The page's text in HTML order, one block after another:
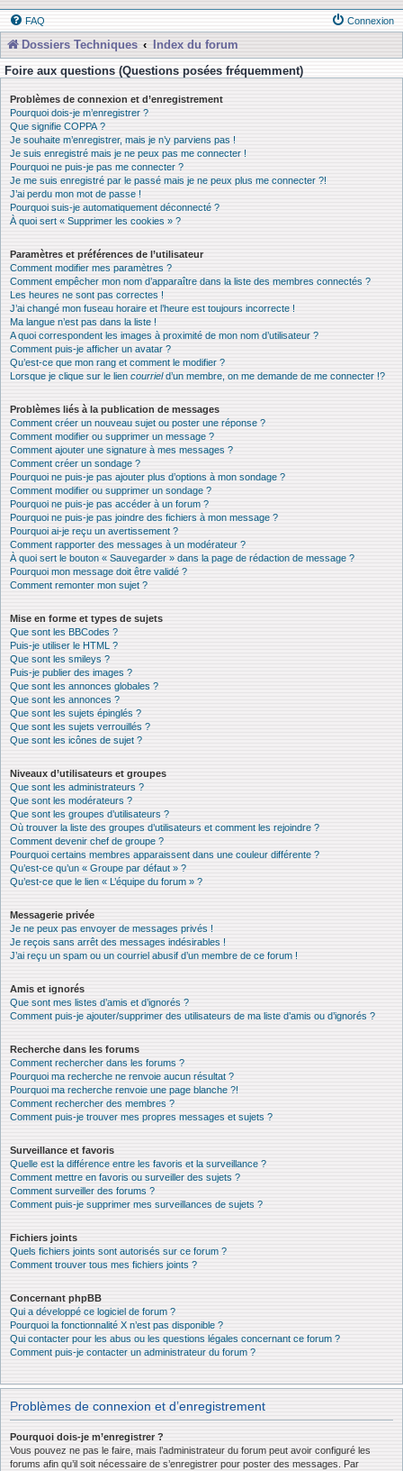
FAQ Connexion
Dossiers Techniques
Index du forum
Foire aux questions (Questions posées fréquemment)
Problèmes de connexion et d’enregistrement
Pourquoi dois-je m’enregistrer ?
Que signifie COPPA ?
Je souhaite m’enregistrer, mais je n’y parviens pas !
Je suis enregistré mais je ne peux pas me connecter !
Pourquoi ne puis-je pas me connecter ?
Je me suis enregistré par le passé mais je ne peux plus me connecter ?!
J’ai perdu mon mot de passe !
Pourquoi suis-je automatiquement déconnecté ?
À quoi sert « Supprimer les cookies » ?
Paramètres et préférences de l’utilisateur
Comment modifier mes paramètres ?
Comment empêcher mon nom d’apparaître dans la liste des membres connectés ?
Les heures ne sont pas correctes !
J’ai changé mon fuseau horaire et l’heure est toujours incorrecte !
Ma langue n’est pas dans la liste !
A quoi correspondent les images à proximité de mon nom d’utilisateur ?
Comment puis-je afficher un avatar ?
Qu’est-ce que mon rang et comment le modifier ?
Lorsque je clique sur le lien courrield’un membre, on me demande de me connecter !?
Problèmes liés à la publication de messages
Comment créer un nouveau sujet ou poster une réponse ?
Comment modifier ou supprimer un message ?
Comment ajouter une signature à mes messages ?
Comment créer un sondage ?
Pourquoi ne puis-je pas ajouter plus d’options à mon sondage ?
Comment modifier ou supprimer un sondage ?
Pourquoi ne puis-je pas accéder à un forum ?
Pourquoi ne puis-je pas joindre des fichiers à mon message ?
Pourquoi ai-je reçu un avertissement ?
Comment rapporter des messages à un modérateur ?
À quoi sert le bouton « Sauvegarder » dans la page de rédaction de message ?
Pourquoi mon message doit être validé ?
Comment remonter mon sujet ?
Mise en forme et types de sujets
Que sont les BBCodes ?
Puis-je utiliser le HTML ?
Que sont les smileys ?
Puis-je publier des images ?
Que sont les annonces globales ?
Que sont les annonces ?
Que sont les sujets épinglés ?
Que sont les sujets verrouillés ?
Que sont les icônes de sujet ?
Niveaux d’utilisateurs et groupes
Que sont les administrateurs ?
Que sont les modérateurs ?
Que sont les groupes d’utilisateurs ?
Où trouver la liste des groupes d’utilisateurs et comment les rejoindre ?
Comment devenir chef de groupe ?
Pourquoi certains membres apparaissent dans une couleur différente ?
Qu’est-ce qu’un « Groupe par défaut » ?
Qu’est-ce que le lien « L’équipe du forum » ?
Messagerie privée
Je ne peux pas envoyer de messages privés !
Je reçois sans arrêt des messages indésirables !
J’ai reçu un spam ou un courriel abusif d’un membre de ce forum !
Amis et ignorés
Que sont mes listes d’amis et d’ignorés ?
Comment puis-je ajouter/supprimer des utilisateurs de ma liste d’amis ou d’ignorés ?
Recherche dans les forums
Comment rechercher dans les forums ?
Pourquoi ma recherche ne renvoie aucun résultat ?
Pourquoi ma recherche renvoie une page blanche ?!
Comment rechercher des membres ?
Comment puis-je trouver mes propres messages et sujets ?
Surveillance et favoris
Quelle est la différence entre les favoris et la surveillance ?
Comment mettre en favoris ou surveiller des sujets ?
Comment surveiller des forums ?
Comment puis-je supprimer mes surveillances de sujets ?
Fichiers joints
Quels fichiers joints sont autorisés sur ce forum ?
Comment trouver tous mes fichiers joints ?
Concernant phpBB
Qui a développé ce logiciel de forum ?
Pourquoi la fonctionnalité X n’est pas disponible ?
Qui contacter pour les abus ou les questions légales concernant ce forum ?
Comment puis-je contacter un administrateur du forum ?
Problèmes de connexion et d’enregistrement
Pourquoi dois-je m’enregistrer ?
Vous pouvez ne pas le faire, mais l’administrateur du forum peut avoir configuré les
forums afin qu’il soit nécessaire de s’enregistrer pour poster des messages. Par